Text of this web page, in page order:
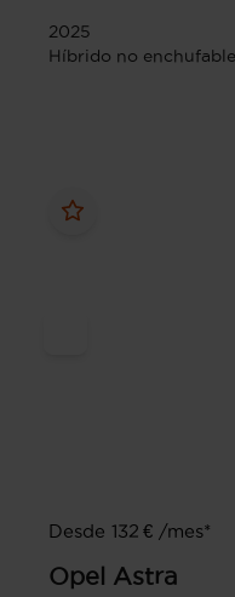
2025
Híbrido no enchufable
Desde 132 € /mes*
Opel Astra